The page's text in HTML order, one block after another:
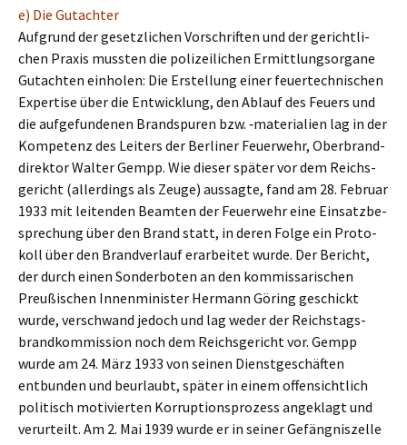
e) Die Gutachter
Aufgrund der gesetz­li­chen Vorschrif­ten und der gericht­li­
chen Praxis mussten die polizei­li­chen Ermitt­lungs­or­ga­ne
Gutach­ten einho­len: Die Erstel­lung einer feuer­tech­ni­schen
Exper­ti­se über die Entwick­lung, den Ablauf des Feuers und
die aufge­fun­de­nen Brand­spu­ren bzw. ‑materia­li­en lag in der
Kompe­tenz des Leiters der Berli­ner Feuer­wehr, Oberbrand­
di­rek­tor Walter Gempp. Wie dieser später vor dem Reichs­
ge­richt (aller­dings als Zeuge) aussag­te, fand am 28. Febru­ar
1933 mit leiten­den Beamten der Feuer­wehr eine Einsatz­be­
spre­chung über den Brand statt, in deren Folge ein Proto­
koll über den Brand­ver­lauf erarbei­tet wurde. Der Bericht,
der durch einen Sonder­bo­ten an den kommis­sa­ri­schen
Preußi­schen Innen­mi­nis­ter Hermann Göring geschickt
wurde, verschwand jedoch und lag weder der Reichs­tags­
brand­kom­mis­si­on noch dem Reichs­ge­richt vor. Gempp
wurde am 24. März 1933 von seinen Dienst­ge­schäf­ten
entbun­den und beurlaubt, später in einem offen­sicht­lich
politisch motivier­ten Korrup­ti­ons­pro­zess angeklagt und
verur­teilt. Am 2. Mai 1939 wurde er in seiner Gefäng­nis­zel­le